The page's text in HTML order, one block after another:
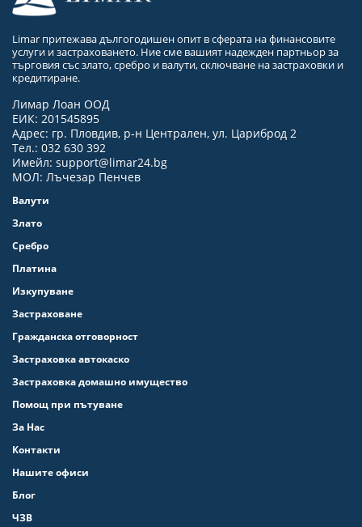
Limar притежава дългогодишен опит в сферата на финансовите
услуги и застраховането. Ние сме вашият надежден партньор за
търговия със злато, сребро и валути, сключване на застраховки и
кредитиране.
Лимар Лоан ООД
ЕИК: 201545895
Адрес: гр. Пловдив, р-н Централен, ул. Цариброд 2
Тел.: 032 630 392
Имейл: support@limar24.bg
МОЛ: Лъчезар Пенчев
Валути
Злато
Сребро
Платина
Изкупуване
Застраховане
Гражданска отговорност
Застраховка автокаско
Застраховка домашно имущество
Помощ при пътуване
За Нас
Контакти
Нашите офиси
Блог
ЧЗВ